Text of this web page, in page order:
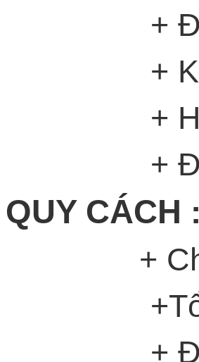
Độ
Khả
Hệ số
Độ
QUY CÁCH
+
Đường